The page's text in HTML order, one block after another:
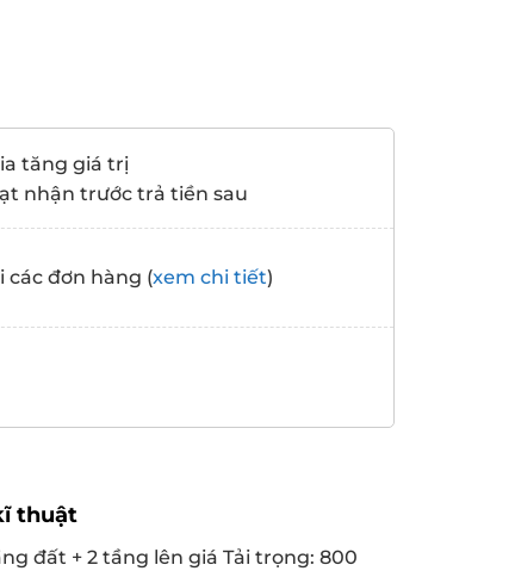
tăng giá trị
nhận trước trả tiền sau
các đơn hàng (xem chi tiết)
thuật
đất + 2 tầng lên giá Tải trọng: 800